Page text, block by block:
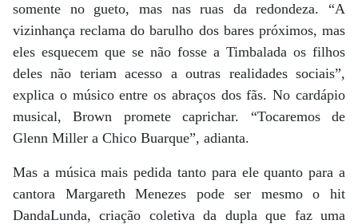
somente no gueto, mas nas ruas da redondeza. “A
vizinhança reclama do barulho dos bares próximos, mas
eles esquecem que se não fosse a Timbalada os filhos
deles não teriam acesso a outras realidades sociais”,
explica o músico entre os abraços dos fãs. No cardápio
musical, Brown promete caprichar. “Tocaremos de
Glenn Miller a Chico Buarque”, adianta.
Mas a música mais pedida tanto para ele quanto para a
cantora Margareth Menezes pode ser mesmo o hit
DandaLunda, criação coletiva da dupla que faz uma